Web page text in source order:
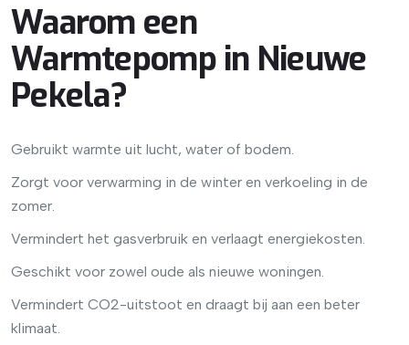
Waarom een
Warmtepomp in Nieuwe
Pekela?
Gebruikt warmte uit lucht, water of bodem.
Zorgt voor verwarming in de winter en verkoeling in de
zomer.
Vermindert het gasverbruik en verlaagt energiekosten.
Geschikt voor zowel oude als nieuwe woningen.
Vermindert CO2-uitstoot en draagt bij aan een beter
klimaat.